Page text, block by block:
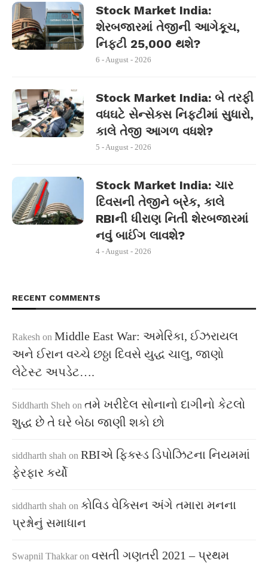
Stock Market India:
શેરબજારમાં તેજીની આગેકૂચ,
નિફ્ટી 25,000 થશે?
6 - August - 2026
Stock Market India: બે તરફી
વધઘટે સેન્સેક્સ નિફ્ટીમાં સુધારો,
કાલે તેજી આગળ વધશે?
5 - August - 2026
Stock Market India: ચાર
દિવસની તેજીને બ્રેક, કાલે
RBIની ધીરાણ નિતી શેરબજારમાં
નવું બાઈંગ લાવશે?
4 - August - 2026
RECENT COMMENTS
Rakesh on Middle East War: અમેરિકા, ઈઝરાયલ
અને ઈરાન વચ્ચે છઠ્ઠા દિવસે યુદ્ધ ચાલુ, જાણો
લેટેસ્ટ અપડેટ….
Siddharth Sheh on તમે ખરીદેલ સોનાનો દાગીનો કેટલો
શુદ્ધ છે તે ઘરે બેઠા જાણી શકો છો
siddharth shah on RBIએ ફિક્સ્ડ ડિપોઝિટના નિયમમાં
ફેરફાર કર્યો
siddharth shah on કોવિડ વેક્સિન અંગે તમારા મનના
પ્રશ્નોનું સમાધાન
Swapnil Thakkar on વસતી ગણતરી 2021 – પ્રથમ